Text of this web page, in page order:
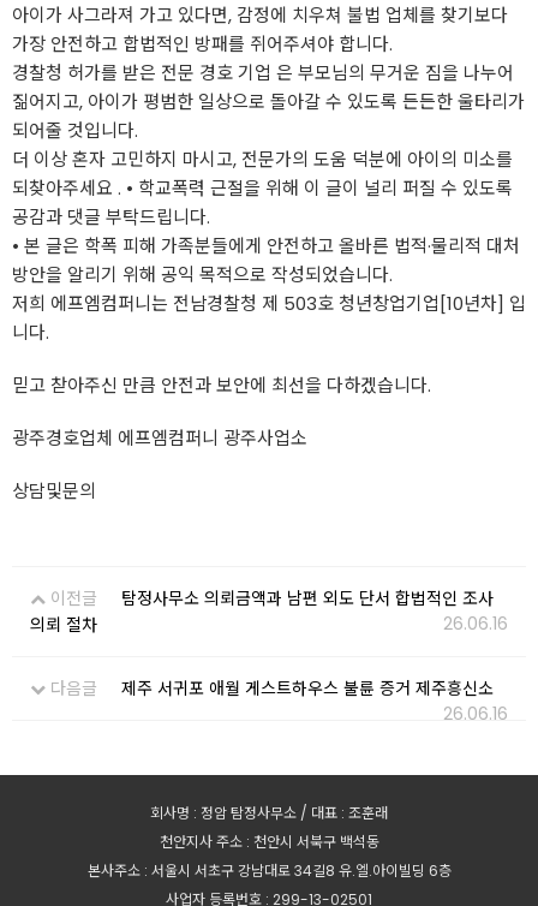
아이가 사그라져 가고 있다면, 감정에 치우쳐 불법 업체를 찾기보다
가장 안전하고 합법적인 방패를 쥐어주셔야 합니다.
경찰청 허가를 받은 전문 경호 기업 은 부모님의 무거운 짐을 나누어
짊어지고, 아이가 평범한 일상으로 돌아갈 수 있도록 든든한 울타리가
되어줄 것입니다.
더 이상 혼자 고민하지 마시고, 전문가의 도움 덕분에 아이의 미소를
되찾아주세요 . • 학교폭력 근절을 위해 이 글이 널리 퍼질 수 있도록
공감과 댓글 부탁드립니다.
• 본 글은 학폭 피해 가족분들에게 안전하고 올바른 법적·물리적 대처
방안을 알리기 위해 공익 목적으로 작성되었습니다.
저희 에프엠컴퍼니는 전남경찰청 제 503호 청년창업기업[10년차] 입
니다.
믿고 찯아주신 만큼 안전과 보안에 최선을 다하겠습니다.
광주경호업체 에프엠컴퍼니 광주사업소
상담및문의
이전글
탐정사무소 의뢰금액과 남편 외도 단서 합법적인 조사
의뢰 절차
26.06.16
다음글
제주 서귀포 애월 게스트하우스 불륜 증거 제주흥신소
26.06.16
회사명 : 정암 탐정사무소 / 대표 : 조훈래
천안지사 주소 : 천안시 서북구 백석동
본사주소 : 서울시 서초구 강남대로 34길8 유.엘.아이빌딩 6층
사업자 등록번호 : 299-13-02501